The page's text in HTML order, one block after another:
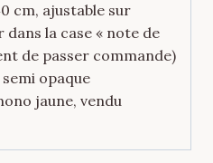
cm, ajustable sur
la case « note de
de passer commande)
opaque
jaune, vendu